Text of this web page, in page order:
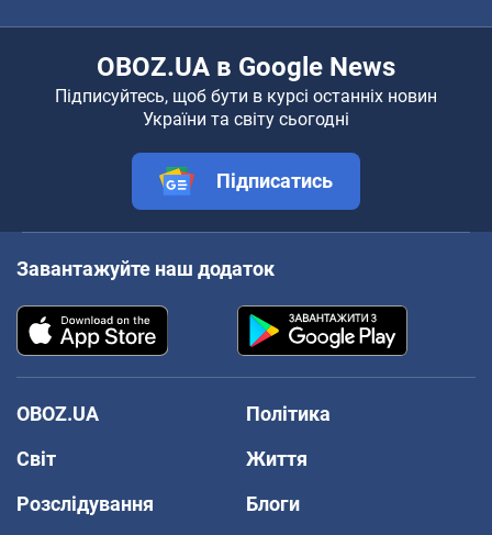
OBOZ.UA в Google News
Підписуйтесь, щоб бути в курсі останніх новин
України та світу сьогодні
Підписатись
Завантажуйте наш додаток
OBOZ.UA
Політика
Світ
Життя
Розслідування
Блоги